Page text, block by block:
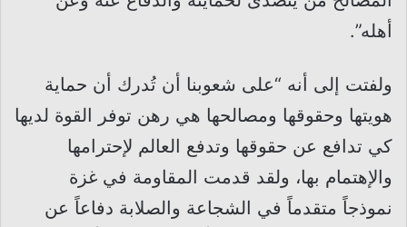
أهله”.
ولفتت إلى أنه “على شعوبنا أن تُدرك أن حماية
هويتها وحقوقها ومصالحها هي رهن توفر القوة لديها
كي تدافع عن حقوقها وتدفع العالم لإحترامها
والإهتمام بها، ولقد قدمت المقاومة في غزة
نموذجاً متقدماً في الشجاعة والصلابة دفاعاً عن